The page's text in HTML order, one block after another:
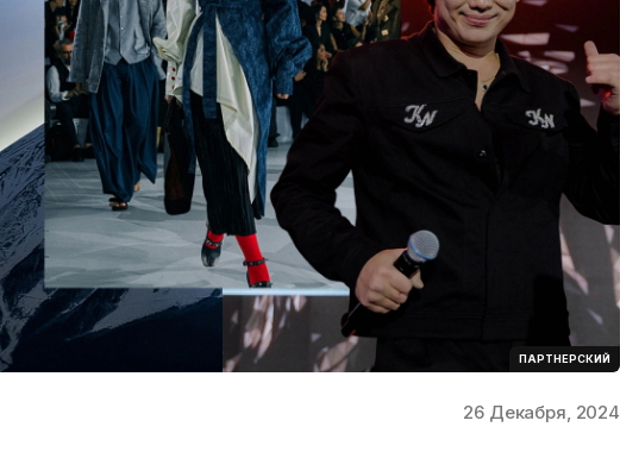
ПАРТНЕРСКИЙ
26 Декабря, 2024